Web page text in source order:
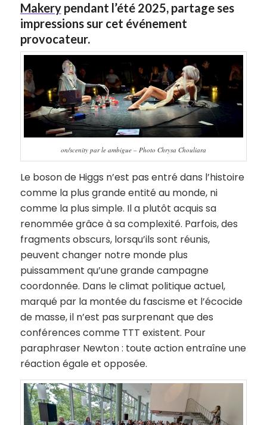
Makerypendant l’été 2025, partage ses
impressions sur cet événement
provocateur.
on/scenity par le ambigue – Photo Chrysa Chouliara
Le boson de Higgs n’est pas entré dans l’histoire
comme la plus grande entité au monde, ni
comme la plus simple. Il a plutôt acquis sa
renommée grâce à sa complexité. Parfois, des
fragments obscurs, lorsqu’ils sont réunis,
peuvent changer notre monde plus
puissamment qu’une grande campagne
coordonnée. Dans le climat politique actuel,
marqué par la montée du fascisme et l’écocide
de masse, il n’est pas surprenant que des
conférences comme TTT existent. Pour
paraphraser Newton : toute action entraîne une
réaction égale et opposée.